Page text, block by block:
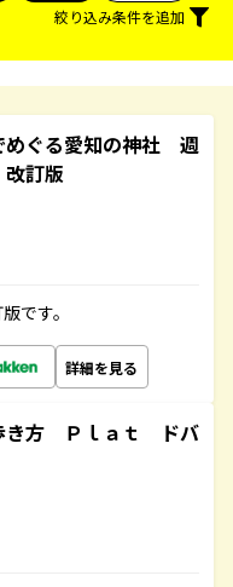
絞り込み条件を追加
ぐる愛知の神社 週
訂版
です。
詳細を見る
き方 Ｐｌａｔ ドバ